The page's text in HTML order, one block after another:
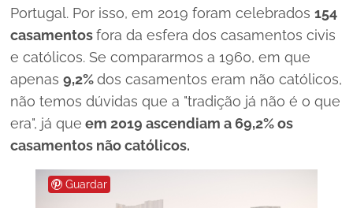
Portugal. Por isso, em 2019 foram celebrados 154
casamentosfora da esfera dos casamentos civis
e católicos. Se compararmos a 1960, em que
apenas 9,2%dos casamentos eram não católicos,
não temos dúvidas que a "tradição já não é o que
era", já que em 2019 ascendiam a 69,2% os
casamentos não católicos.
Guardar